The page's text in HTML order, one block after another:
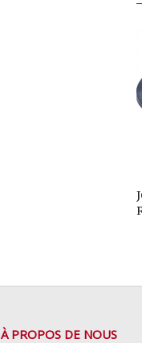
À PROPOS DE NOUS